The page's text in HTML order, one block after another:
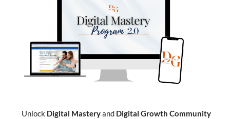
Unlock Digital Masteryand Digital Growth Community